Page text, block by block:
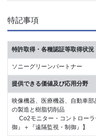
特記事項
特許取得・各種認証等取得状況
ソニーグリーンパートナー
提供できる価値及び応用分野
映像機器、医療機器、自動車
の製造と樹脂切削品
Co2モニター・コントロー
御』＋『遠隔監視・制御』】